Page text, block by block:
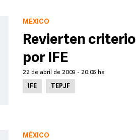
MÉXICO
Revierten
por IFE
22 de abril de 2009 - 20:06 hs
IFE TEPJF
MÉXICO